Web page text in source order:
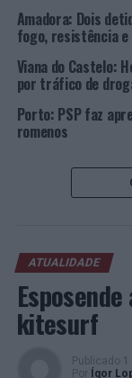
FUNCHAL
André Duarte é o
KuantoKusta
NÃO PERCA
Famalicão: PSP
bullying em
Amadora: Dois
fogo, resistência e
Viana do Castelo:
por tráfico de
Porto: PSP faz
romenos
ATUALIDADE
kitesurf
Publicado 1
Por
Ígor